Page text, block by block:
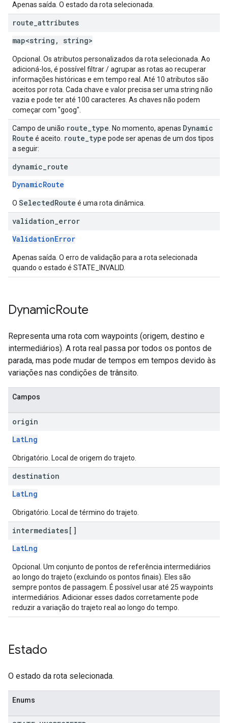
Apenas saída. O estado da rota selecionada.
route attributes
map<string, string>
Opcional. Os atributos personalizados da rota selecionada. Ao
adicioná-los, é possível filtrar / agrupar as rotas ao recuperar
informações históricas e em tempo real. Até 10 atributos são
aceitos por rota. Cada chave e valor precisa ser uma string não
vazia e pode ter até 100 caracteres. As chaves não podem
começar com "goog".
Campo de união route type . No momento, apenas Dynamic
Route é aceito. route type pode ser apenas de um dos tipos
a seguir:
dynamic route
DynamicRoute
O SelectedRoute é uma rota dinâmica.
validation error
ValidationError
Apenas saída. O erro de validação para a rota selecionada
quando o estado é STATE_INVALID.
DynamicRoute
Representa uma rota com waypoints (origem, destino e
intermediários). A rota real passa por todos os pontos de
parada, mas pode mudar de tempos em tempos devido às
variações nas condições de trânsito.
Campos
origin
LatLng
Obrigatório. Local de origem do trajeto.
destination
LatLng
Obrigatório. Local de término do trajeto.
intermediates[]
LatLng
Opcional. Um conjunto de pontos de referência intermediários
ao longo do trajeto (excluindo os pontos finais). Eles são
sempre pontos de passagem. É possível usar até 25 waypoints
intermediários. Adicionar esses dados corretamente pode
reduzir a variação do trajeto real ao longo do tempo.
Estado
O estado da rota selecionada.
Enums